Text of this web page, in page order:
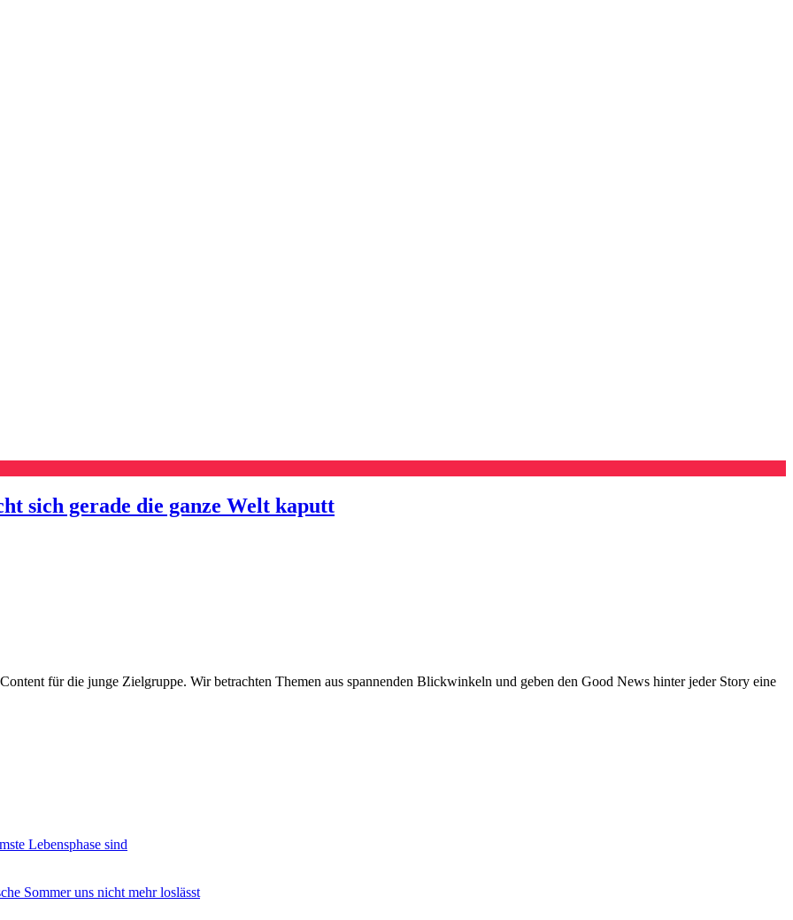
sich gerade die ganze Welt kaputt
für die junge Zielgruppe. Wir betrachten Themen aus spannenden Blickwinkeln und geben den Good News hinter jeder Story eine
Lebensphase sind
Sommer uns nicht mehr loslässt